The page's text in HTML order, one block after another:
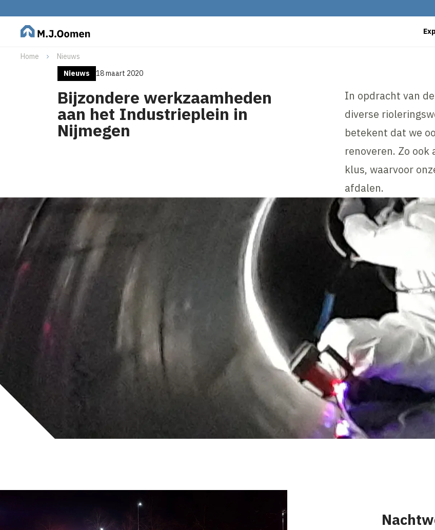
Home
Nieuws
Nieuws
18 maart 2020
Bijzondere werkzaamheden
aan het Industrieplein in
Nijmegen
In opdracht van
diverse
betekent dat we
renoveren. Zo
klus, waarvoor
afdalen.